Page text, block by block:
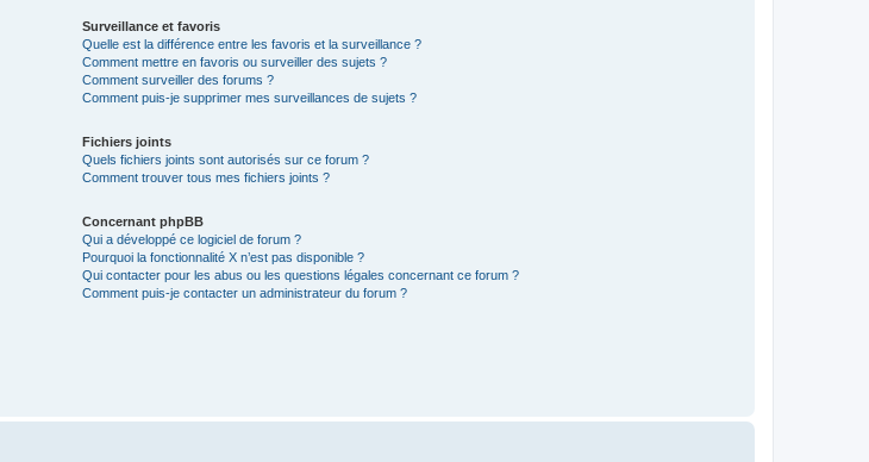
Surveillance et favoris
Quelle est la différence entre les favoris et la surveillance ?
Comment mettre en favoris ou surveiller des sujets ?
Comment surveiller des forums ?
Comment puis-je supprimer mes surveillances de sujets ?
Fichiers joints
Quels fichiers joints sont autorisés sur ce forum ?
Comment trouver tous mes fichiers joints ?
Concernant phpBB
Qui a développé ce logiciel de forum ?
Pourquoi la fonctionnalité X n’est pas disponible ?
Qui contacter pour les abus ou les questions légales concernant ce forum ?
Comment puis-je contacter un administrateur du forum ?